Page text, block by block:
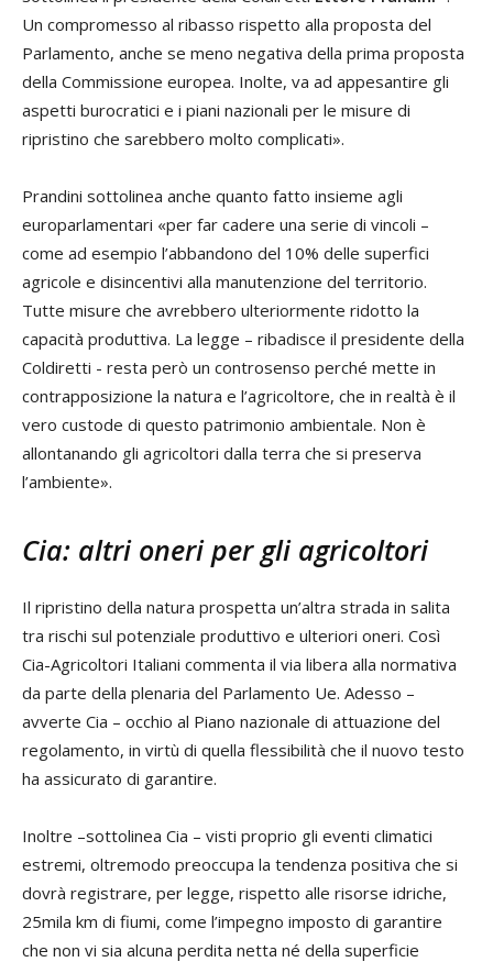
Un compromesso al ribasso rispetto alla proposta del
Parlamento, anche se meno negativa della prima proposta
della Commissione europea. Inolte, va ad appesantire gli
aspetti burocratici e i piani nazionali per le misure di
ripristino che sarebbero molto complicati».
Prandini sottolinea anche quanto fatto insieme agli
europarlamentari «per far cadere una serie di vincoli –
come ad esempio l’abbandono del 10% delle superfici
agricole e disincentivi alla manutenzione del territorio.
Tutte misure che avrebbero ulteriormente ridotto la
capacità produttiva. La legge – ribadisce il presidente della
Coldiretti - resta però un controsenso perché mette in
contrapposizione la natura e l’agricoltore, che in realtà è il
vero custode di questo patrimonio ambientale. Non è
allontanando gli agricoltori dalla terra che si preserva
l’ambiente».
Cia: altri oneri per gli agricoltori
Il ripristino della natura prospetta un’altra strada in salita
tra rischi sul potenziale produttivo e ulteriori oneri. Così
Cia-Agricoltori Italiani commenta il via libera alla normativa
da parte della plenaria del Parlamento Ue. Adesso –
avverte Cia – occhio al Piano nazionale di attuazione del
regolamento, in virtù di quella flessibilità che il nuovo testo
ha assicurato di garantire.
Inoltre –sottolinea Cia – visti proprio gli eventi climatici
estremi, oltremodo preoccupa la tendenza positiva che si
dovrà registrare, per legge, rispetto alle risorse idriche,
25mila km di fiumi, come l’impegno imposto di garantire
che non vi sia alcuna perdita netta né della superficie